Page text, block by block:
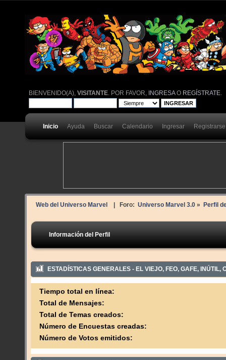
BIENVENIDO(A),VISITANTE . POR FAVOR, INGRESAO REGÍSTRATE
Inicio Ayuda Buscar Calendario Ingresar Registrarse
Web del Universo Marvel | Foro: Universo Marvel 3.0» Perfil
Información del Perfil
ESTADÍSTICAS GENERALES - EL VIEJO, FEO, GAFE, INÚTIL,
Tiempo total en línea:
Total de Mensajes:
Total de Temas creados:
Número de Encuestas creadas:
Número de Votos emitidos: